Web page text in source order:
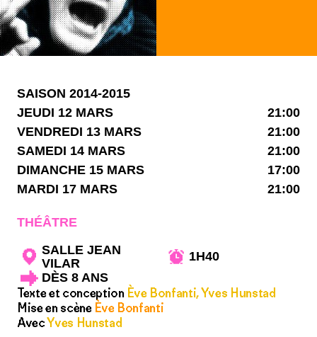
SAISON 2014-2015
JEUDI 12 MARS
21:00
VENDREDI 13 MARS
21:00
SAMEDI 14 MARS
21:00
DIMANCHE 15 MARS
17:00
MARDI 17 MARS
21:00
THÉÂTRE
SALLE JEAN
VILAR
1H40
DÈS 8 ANS
Texte et conception Ève Bonfanti, Yves Hunstad
Mise en scène Ève Bonfanti
AvecYves Hunstad